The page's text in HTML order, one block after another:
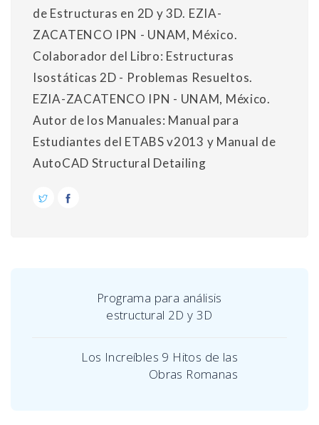
de Estructuras en 2D y 3D. EZIA-
ZACATENCO IPN - UNAM, México.
Colaborador del Libro: Estructuras
Isostáticas 2D - Problemas Resueltos.
EZIA-ZACATENCO IPN - UNAM, México.
Autor de los Manuales: Manual para
Estudiantes del ETABS v2013 y Manual de
AutoCAD Structural Detailing
Programa para análisis
estructural 2D y 3D
Los Increíbles 9 Hitos de las
Obras Romanas